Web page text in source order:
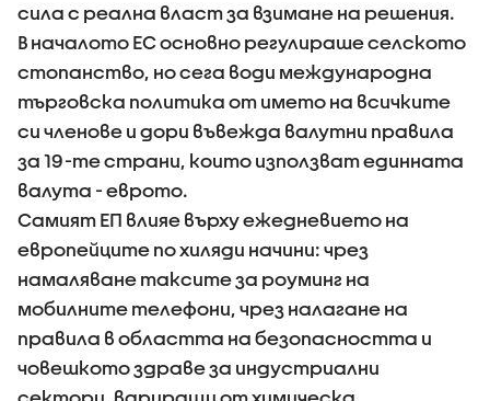
сила с реална власт за взимане на решения.
В началото ЕС основно регулираше селското
стопанство, но сега води международна
търговска политика от името на всичките
си членове и дори въвежда валутни правила
за 19-те страни, които използват единната
валута - еврото.
Самият ЕП влияе върху ежедневието на
европейците по хиляди начини: чрез
намаляване таксите за роуминг на
мобилните телефони, чрез налагане на
правила в областта на безопасността и
човешкото здраве за индустриални